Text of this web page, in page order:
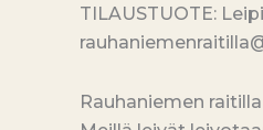
TILAUSTUOTE:
Rauhaniemen